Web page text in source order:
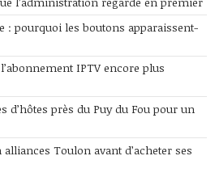
: pourquoi les boutons apparaissent-
IPTV encore plus
d’hôtes près du Puy du Fou pour un
Toulon avant d’acheter ses